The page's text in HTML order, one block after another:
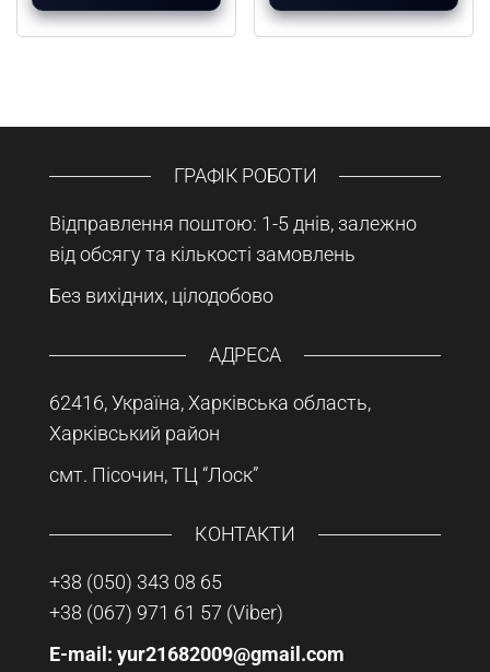
ГРАФІК РОБОТИ
Відправлення поштою: 1-5 днів, залежно
від обсягу та кількості замовлень
Без вихідних, цілодобово
АДРЕСА
62416, Україна, Харківська область,
Харківський район
смт. Пісочин, ТЦ “Лоск”
КОНТАКТИ
+38 (050) 343 08 65
+38 (067) 971 61 57 (Viber)
E-mail: yur21682009@gmail.com